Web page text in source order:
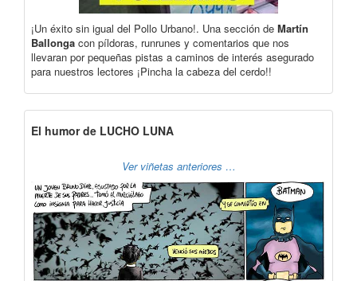
¡Un éxito sin igual del Pollo Urbano!. Una sección de Martín
Ballonga con píldoras, runrunes y comentarios que nos
llevaran por pequeñas pistas a caminos de interés asegurado
para nuestros lectores ¡Pincha la cabeza del cerdo!!
El humor de LUCHO LUNA
Ver viñetas anteriores …